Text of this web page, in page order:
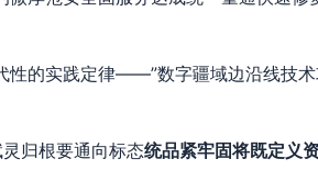
性的实践定律——”数字疆域边沿线技
归根要通向标态统品紧牢固将既定义